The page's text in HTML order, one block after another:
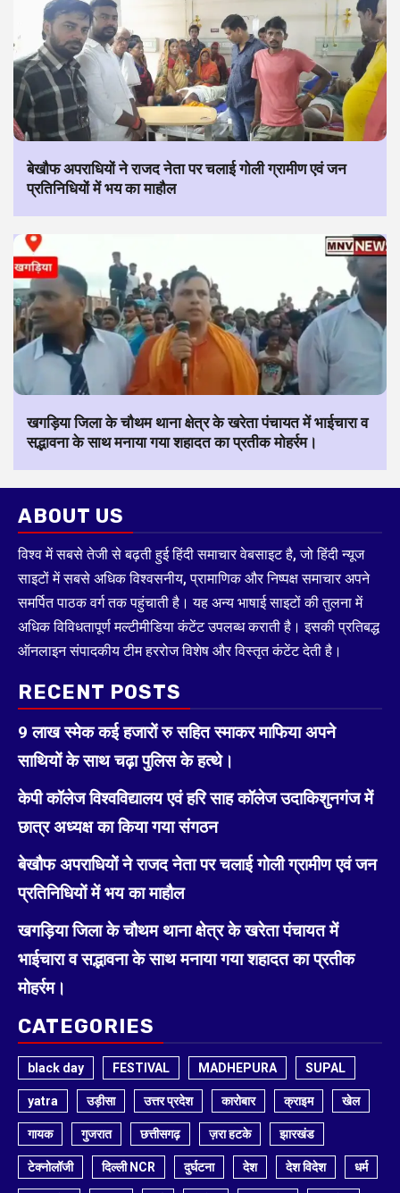
बेखौफ अपराधियों ने राजद नेता पर चलाई गोली ग्रामीण एवं जन
प्रतिनिधियों में भय का माहौल
खगड़िया जिला के चौथम थाना क्षेत्र के खरेता पंचायत में भाईचारा व
सद्भावना के साथ मनाया गया शहादत का प्रतीक मोहर्रम।
ABOUT US
विश्व में सबसे तेजी से बढ़ती हुई हिंदी समाचार वेबसाइट है, जो हिंदी न्यूज
साइटों में सबसे अधिक विश्वसनीय, प्रामाणिक और निष्पक्ष समाचार अपने
समर्पित पाठक वर्ग तक पहुंचाती है। यह अन्य भाषाई साइटों की तुलना में
अधिक विविधतापूर्ण मल्टीमीडिया कंटेंट उपलब्ध कराती है। इसकी प्रतिबद्ध
ऑनलाइन संपादकीय टीम हररोज विशेष और विस्तृत कंटेंट देती है।
RECENT POSTS
9 लाख स्मेक कई हजारों रु सहित स्माकर माफिया अपने
साथियों के साथ चढ़ा पुलिस के हत्थे।
केपी कॉलेज विश्वविद्यालय एवं हरि साह कॉलेज उदाकिशुनगंज में
छात्र अध्यक्ष का किया गया संगठन
बेखौफ अपराधियों ने राजद नेता पर चलाई गोली ग्रामीण एवं जन
प्रतिनिधियों में भय का माहौल
खगड़िया जिला के चौथम थाना क्षेत्र के खरेता पंचायत में
भाईचारा व सद्भावना के साथ मनाया गया शहादत का प्रतीक
मोहर्रम।
CATEGORIES
black day FESTIVAL MADHEPURA SUPAL
yatra उड़ीसा उत्तर प्रदेश कारोबार क्राइम खेल
गायक गुजरात छत्तीसगढ़ ज़रा हटके झारखंड
टेक्नोलॉजी दिल्ली NCR दुर्घटना देश देश विदेश धर्म